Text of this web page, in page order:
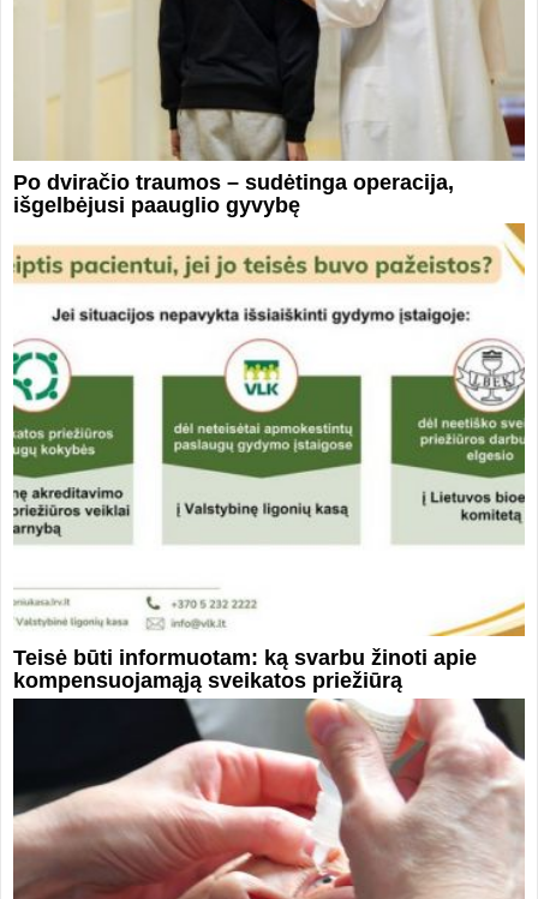
Po dviračio traumos – sudėtinga operacija,
išgelbėjusi paauglio gyvybę
Teisė būti informuotam: ką svarbu žinoti apie
kompensuojamąją sveikatos priežiūrą